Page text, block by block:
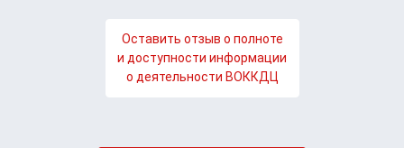
Оставить отзыв о полноте
и доступности информации
о деятельности ВОККДЦ